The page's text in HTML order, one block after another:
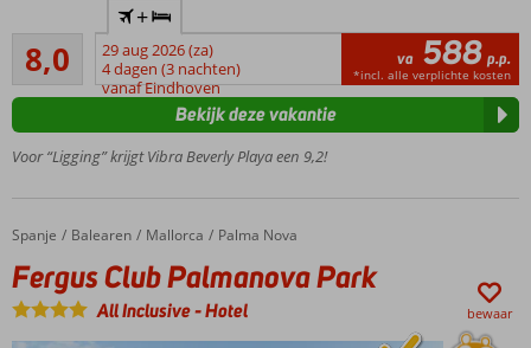
aan
het
strand
badplaats
locatie
voor
gezinnen
Halfpension
8,0Zeer goed
108
beoordelingen
+
29 aug 2026 (za)
4 dagen (3 nachten)
vanaf Eindhoven
va 588 p.p.
*incl. alle verplichte kosten
Voor “Ligging” krijgt Vibra Beverly Playa een 9,2!
Bekijk deze vakantie
Home
Spanje Balearen Mallorca Palma Nova
Fergus Club Palmanova Park
Fergus Club Palmanova Park
All Inclusive-Hotel bewaar